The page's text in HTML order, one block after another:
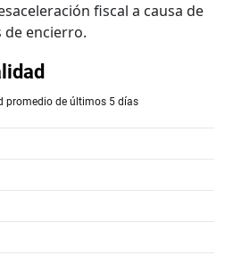
fiscal a causa de
de encierro.